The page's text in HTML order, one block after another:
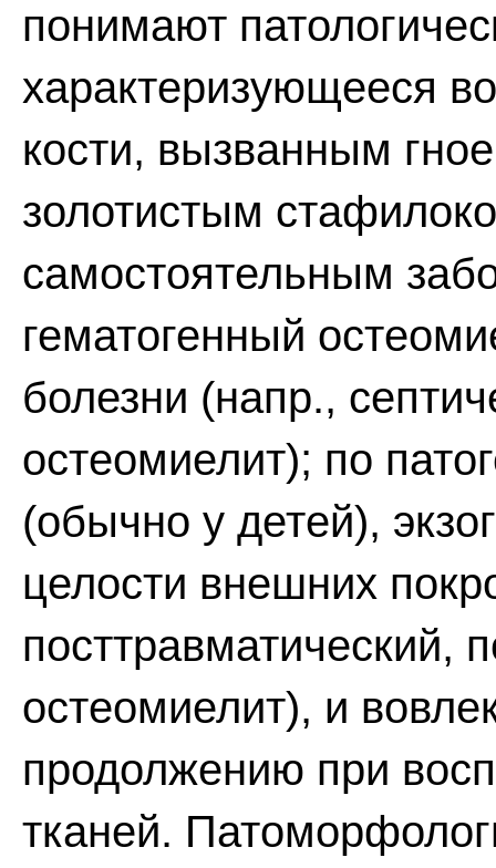
понимают
характеризующееся
кости, вызванным
золотистым
самостоятельным
гематогенный
болезни (напр.,
остеомиелит); по
(обычно у детей),
целости внешних
посттравматический,
остеомиелит), и
продолжению при
тканей.